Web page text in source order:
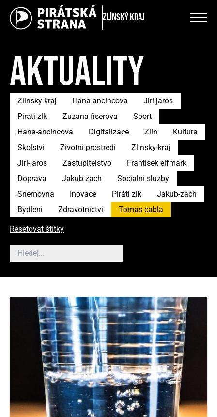
Zlínský kraj
AKTUALITY
Zlinsky kraj Hana ancincova
Jiri jaros
Pirati zlk
Zuzana fiserova
Sport
Hana-ancincova
Digitalizace Zlin
Kultura
Skolstvi
Zivotni prostredi
Zlinsky-kraj
Jiri-jaros
Zastupitelstvo
Frantisek elfmark
Doprava
Jakub zach
Socialni sluzby
Snemovna
Inovace Piráti zlk
Jakub-zach
Bydleni
Zdravotnictvi Tomas cabla
Resetovat štítky